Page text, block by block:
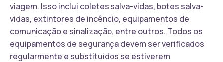
viagem. Isso inclui coletes salva-vidas, botes salva-
vidas, extintores de incêndio, equipamentos de
comunicação e sinalização, entre outros. Todos os
equipamentos de segurança devem ser verificados
regularmente e substituídos se estiverem